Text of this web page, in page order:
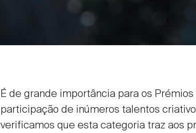
É de grande importância para os
participação de inúmeros talentos
verificamos que esta categoria traz aos